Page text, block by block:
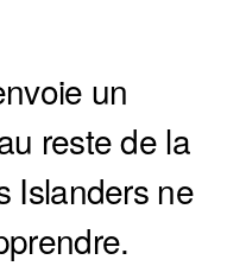
un
reste de la
Islanders ne